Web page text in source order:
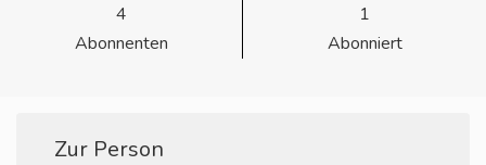
4
Abonnenten
1
Abonniert
Zur Person